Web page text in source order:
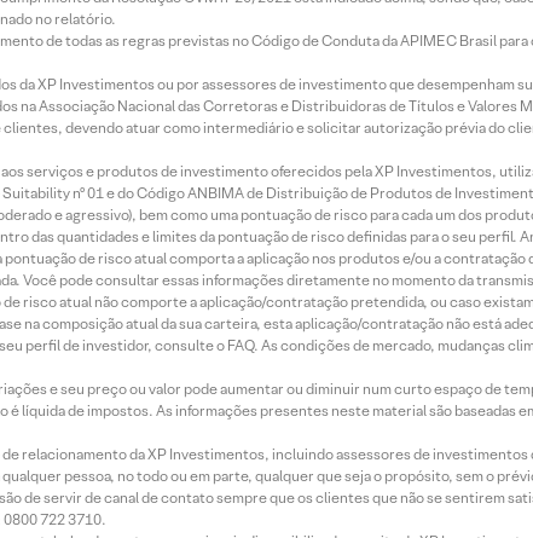
no relatório.
de todas as regras previstas no Código de Conduta da APIMEC Brasil
da XP Investimentos ou por assessores de investimento que desempenham
na Associação Nacional das Corretoras e Distribuidoras de Títulos e Valores
devendo atuar como intermediário e solicitar autorização prévia do
serviços e produtos de investimento oferecidos pela XP Investimentos,
nº 01 e do Código ANBIMA de Distribuição de Produtos de
e agressivo), bem como uma pontuação de risco para cada um dos
das quantidades e limites da pontuação de risco definidas para o seu perfil.
de risco atual comporta a aplicação nos produtos e/ou a contratação
Você pode consultar essas informações diretamente no momento da
risco atual não comporte a aplicação/contratação pretendida, ou caso
na composição atual da sua carteira, esta aplicação/contratação não está
perfil de investidor, consulte o FAQ. As condições de mercado, mudanças
e seu preço ou valor pode aumentar ou diminuir num curto espaço de
líquida de impostos. As informações presentes neste material são baseadas
relacionamento da XP Investimentos, incluindo assessores de investimentos
pessoa, no todo ou em parte, qualquer que seja o propósito, sem o
de servir de canal de contato sempre que os clientes que não se sentirem
722 3710.